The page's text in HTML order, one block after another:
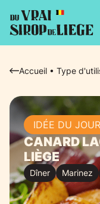
Accueil • Type
IDÉE DU JOUR
CANARD
LIÈGE
Dîner Marinez